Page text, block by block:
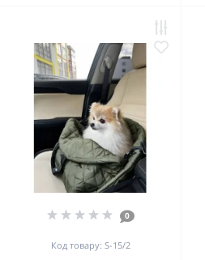
0
Код товару: S-15/2